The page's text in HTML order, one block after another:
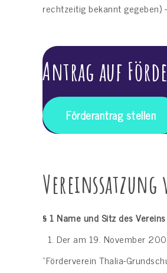
rechtzeitig bekannt
Antrag auf
Förderantrag stellen
Vereinssatzung
§ 1 Name und Sitz des Vereins
Der am 19. November
“Förderverein Thalia-